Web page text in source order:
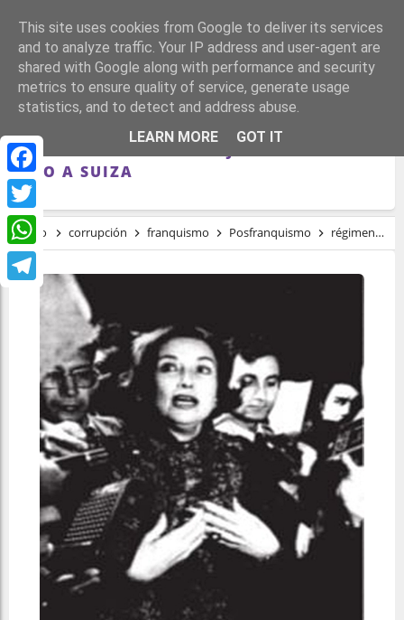
Facebook
Twitter
WhatsApp
Telegram
EL DÍA QUE LA HIJA DE FRANCO FUE
SORPRENDIDA EN BARAJAS SACANDO
ORO A SUIZA
Inicio corrupción franquismo Posfranquismo régimen
This site uses cookies from Google to deliver its services
and to analyze traffic. Your IP address and user-agent are
shared with Google along with performance and security
metrics to ensure quality of service, generate usage
statistics, and to detect and address abuse.
LEARN MORE
GOT IT